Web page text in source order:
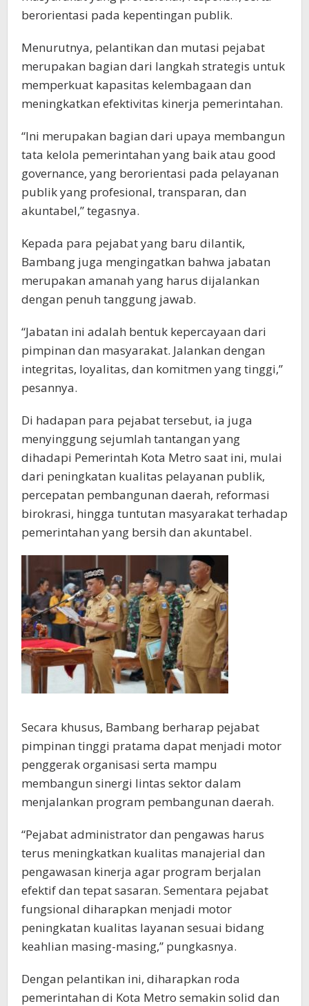
berorientasi pada kepentingan publik.
Menurutnya, pelantikan dan mutasi pejabat
merupakan bagian dari langkah strategis untuk
memperkuat kapasitas kelembagaan dan
meningkatkan efektivitas kinerja pemerintahan.
“Ini merupakan bagian dari upaya membangun
tata kelola pemerintahan yang baik atau good
governance, yang berorientasi pada pelayanan
publik yang profesional, transparan, dan
akuntabel,” tegasnya.
Kepada para pejabat yang baru dilantik,
Bambang juga mengingatkan bahwa jabatan
merupakan amanah yang harus dijalankan
dengan penuh tanggung jawab.
“Jabatan ini adalah bentuk kepercayaan dari
pimpinan dan masyarakat. Jalankan dengan
integritas, loyalitas, dan komitmen yang tinggi,”
pesannya.
Di hadapan para pejabat tersebut, ia juga
menyinggung sejumlah tantangan yang
dihadapi Pemerintah Kota Metro saat ini, mulai
dari peningkatan kualitas pelayanan publik,
percepatan pembangunan daerah, reformasi
birokrasi, hingga tuntutan masyarakat terhadap
pemerintahan yang bersih dan akuntabel.
Secara khusus, Bambang berharap pejabat
pimpinan tinggi pratama dapat menjadi motor
penggerak organisasi serta mampu
membangun sinergi lintas sektor dalam
menjalankan program pembangunan daerah.
“Pejabat administrator dan pengawas harus
terus meningkatkan kualitas manajerial dan
pengawasan kinerja agar program berjalan
efektif dan tepat sasaran. Sementara pejabat
fungsional diharapkan menjadi motor
peningkatan kualitas layanan sesuai bidang
keahlian masing-masing,” pungkasnya.
Dengan pelantikan ini, diharapkan roda
pemerintahan di Kota Metro semakin solid dan